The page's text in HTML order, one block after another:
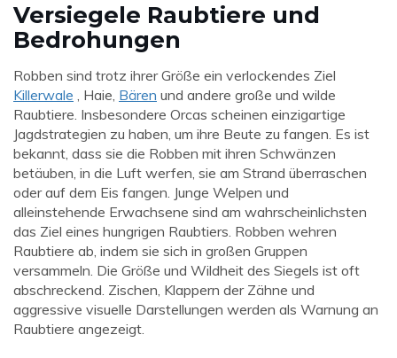
Versiegele Raubtiere und
Bedrohungen
Robben sind trotz ihrer Größe ein verlockendes Ziel
Killerwale , Haie, Bären und andere große und wilde
Raubtiere. Insbesondere Orcas scheinen einzigartige
Jagdstrategien zu haben, um ihre Beute zu fangen. Es ist
bekannt, dass sie die Robben mit ihren Schwänzen
betäuben, in die Luft werfen, sie am Strand überraschen
oder auf dem Eis fangen. Junge Welpen und
alleinstehende Erwachsene sind am wahrscheinlichsten
das Ziel eines hungrigen Raubtiers. Robben wehren
Raubtiere ab, indem sie sich in großen Gruppen
versammeln. Die Größe und Wildheit des Siegels ist oft
abschreckend. Zischen, Klappern der Zähne und
aggressive visuelle Darstellungen werden als Warnung an
Raubtiere angezeigt.